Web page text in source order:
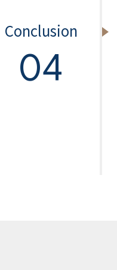
Conclusion
04